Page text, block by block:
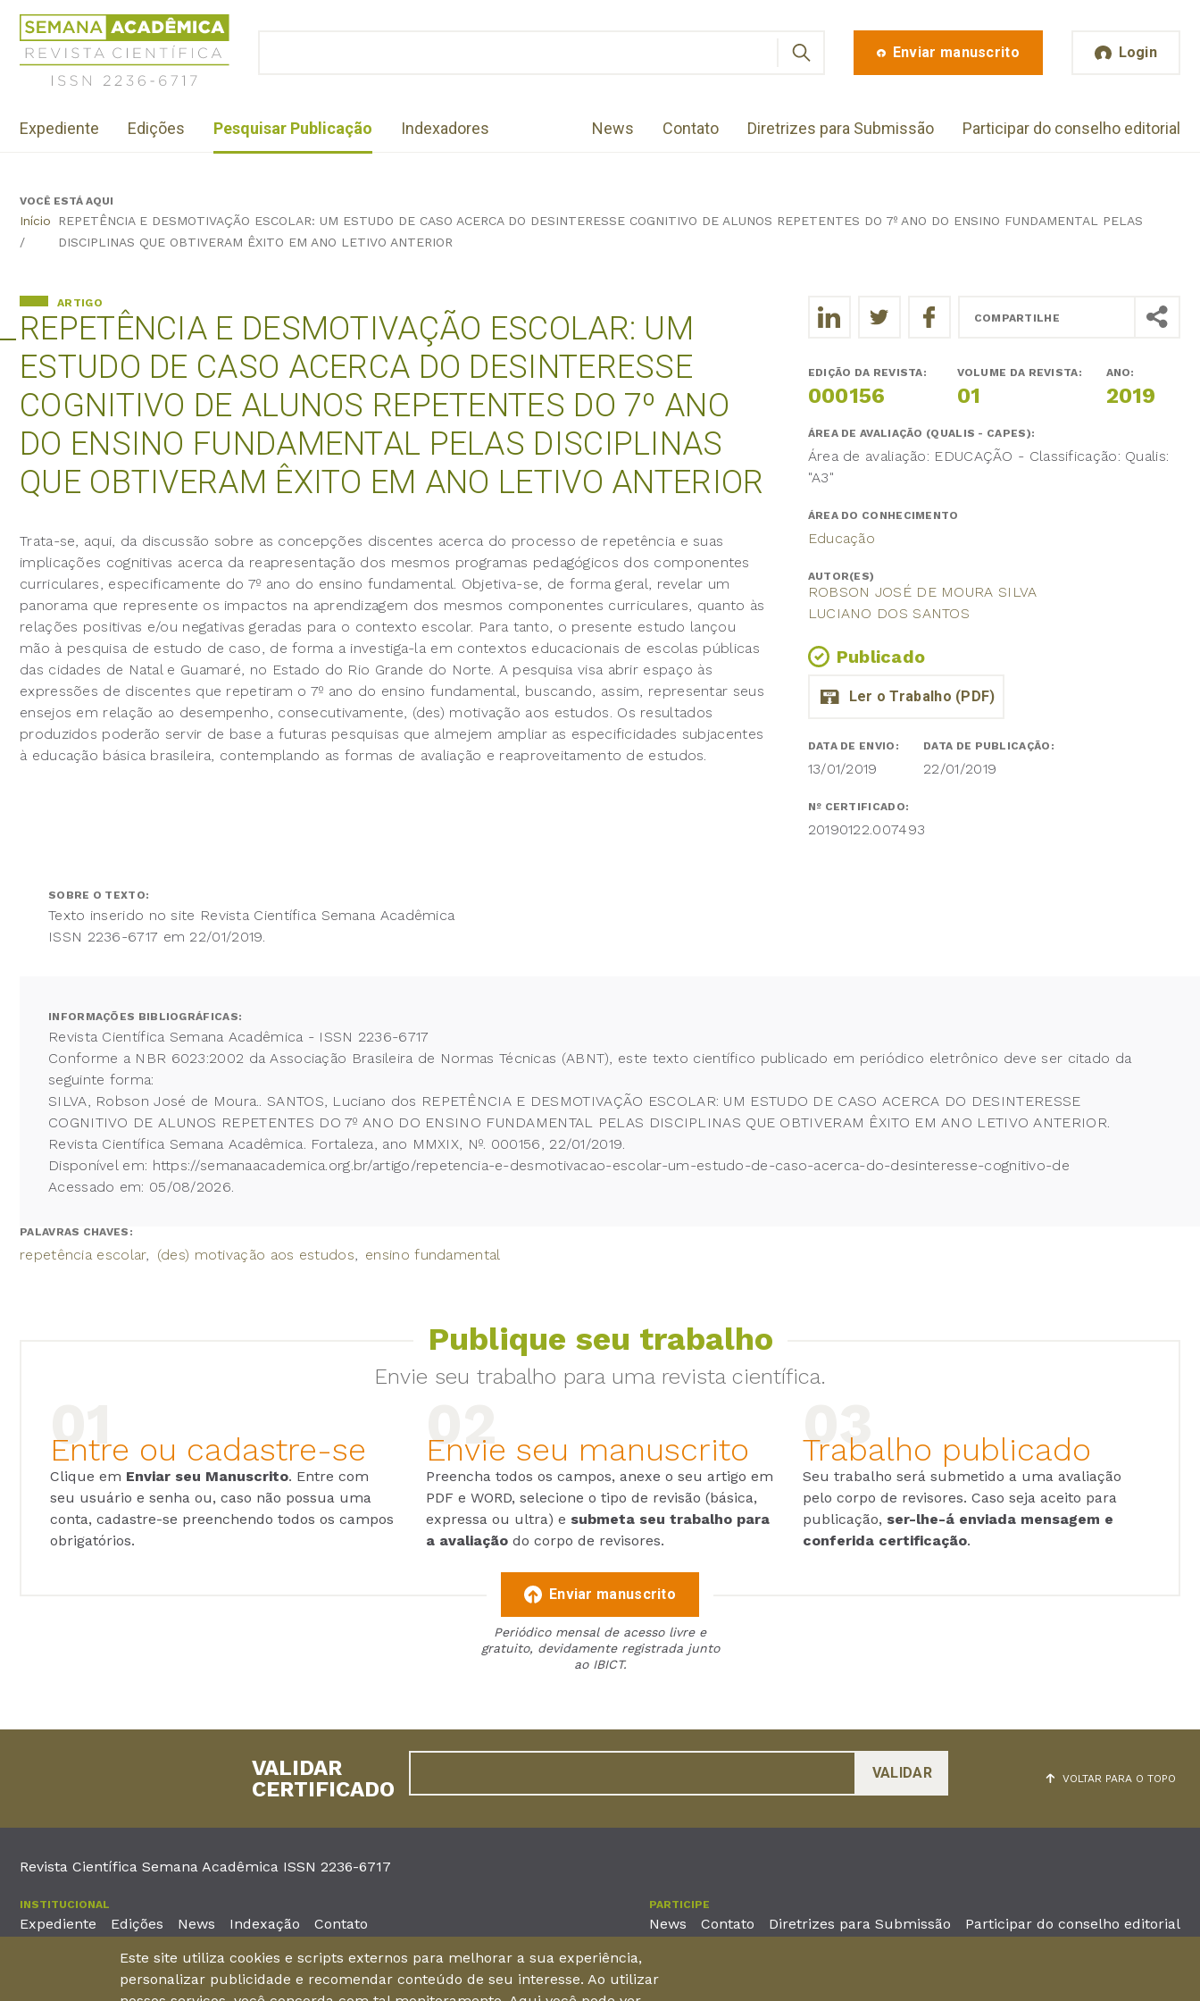
Jump
navigation
Revista
Científica
Semana
Acadêmica
2236-
Enviar manuscrito Login
Menu
institutional
Expediente Edições Pesquisar Publicação Indexadores News Contato Diretrizes para Submissão Participar do conselho editorial
Back
top
VOCÊ ESTÁ AQUI
Início
/
REPETÊNCIA E DESMOTIVAÇÃO ESCOLAR: UM ESTUDO DE CASO ACERCA DO DESINTERESSE COGNITIVO DE ALUNOS REPETENTES DO 7º ANO DO ENSINO FUNDAMENTAL PELAS
DISCIPLINAS QUE OBTIVERAM ÊXITO EM ANO LETIVO ANTERIOR
REPETÊNCIA E DESMOTIVAÇÃO ESCOLAR: UM
ESTUDO DE CASO ACERCA DO DESINTERESSE
COGNITIVO DE ALUNOS REPETENTES DO 7º ANO
DO ENSINO FUNDAMENTAL PELAS DISCIPLINAS
QUE OBTIVERAM ÊXITO EM ANO LETIVO ANTERIOR
ARTIGO
Trata-se, aqui, da discussão sobre as concepções discentes acerca do processo de repetência e suas
implicações cognitivas acerca da reapresentação dos mesmos programas pedagógicos dos componentes
curriculares, especificamente do 7º ano do ensino fundamental. Objetiva-se, de forma geral, revelar um
panorama que represente os impactos na aprendizagem dos mesmos componentes curriculares, quanto às
relações positivas e/ou negativas geradas para o contexto escolar. Para tanto, o presente estudo lançou
mão à pesquisa de estudo de caso, de forma a investiga-la em contextos educacionais de escolas públicas
das cidades de Natal e Guamaré, no Estado do Rio Grande do Norte. A pesquisa visa abrir espaço às
expressões de discentes que repetiram o 7º ano do ensino fundamental, buscando, assim, representar seus
ensejos em relação ao desempenho, consecutivamente, (des) motivação aos estudos. Os resultados
produzidos poderão servir de base a futuras pesquisas que almejem ampliar as especificidades subjacentes
à educação básica brasileira, contemplando as formas de avaliação e reaproveitamento de estudos.
COMPARTILHE
EDIÇÃO DA REVISTA:
000156
VOLUME DA REVISTA:
01
ANO:
2019
ÁREA DE AVALIAÇÃO (QUALIS - CAPES):
Área de avaliação: EDUCAÇÃO - Classificação: Qualis:
"A3"
ÁREA DO CONHECIMENTO
Educação
AUTOR(ES)
ROBSON JOSÉ DE MOURA SILVA
LUCIANO DOS SANTOS
Publicado
DATA DE ENVIO:
13/01/2019
DATA DE PUBLICAÇÃO:
22/01/2019
Nº CERTIFICADO:
20190122.007493
SOBRE O TEXTO:
Texto inserido no site Revista Científica Semana Acadêmica
ISSN 2236-6717 em 22/01/2019.
INFORMAÇÕES BIBLIOGRÁFICAS:
Revista Científica Semana Acadêmica - ISSN 2236-6717
Conforme a NBR 6023:2002 da Associação Brasileira de Normas Técnicas (ABNT), este texto científico publicado em periódico eletrônico deve ser citado da
seguinte forma:
SILVA, Robson José de Moura.. SANTOS, Luciano dos REPETÊNCIA E DESMOTIVAÇÃO ESCOLAR: UM ESTUDO DE CASO ACERCA DO DESINTERESSE
COGNITIVO DE ALUNOS REPETENTES DO 7º ANO DO ENSINO FUNDAMENTAL PELAS DISCIPLINAS QUE OBTIVERAM ÊXITO EM ANO LETIVO ANTERIOR.
Revista Científica Semana Acadêmica. Fortaleza, ano MMXIX, Nº. 000156, 22/01/2019.
Disponível em: https://semanaacademica.org.br/artigo/repetencia-e-desmotivacao-escolar-um-estudo-de-caso-acerca-do-desinteresse-cognitivo-de
Acessado em: 05/08/2026.
PALAVRAS CHAVES:
repetência escolar (des) motivação aos estudos ensino fundamental
Publique seu trabalho
Envie seu trabalho para uma revista científica.
Entre ou cadastre-se
Clique em Enviar seu Manuscrito. Entre com
seu usuário e senha ou, caso não possua uma
conta, cadastre-se preenchendo todos os campos
obrigatórios.
Envie seu manuscrito
Preencha todos os campos, anexe o seu artigo em
PDF e WORD, selecione o tipo de revisão (básica,
expressa ou ultra) e submeta seu trabalho para
a avaliação do corpo de revisores.
Trabalho publicado
Seu trabalho será submetido a uma avaliação
pelo corpo de revisores. Caso seja aceito para
publicação, ser-lhe-á enviada mensagem e
conferida certificação.
Enviar manuscrito
Periódico mensal de acesso livre e
gratuito, devidamente registrada junto
ao IBICT.
VOLTAR PARA O TOPO
VALIDAR
CERTIFICADO
Revista Científica Semana Acadêmica ISSN 2236-6717
INSTITUCIONAL
Expediente Edições News Indexação Contato
PARTICIPE
News Contato Diretrizes para Submissão Participar do conselho editorial
Unieducar Inteligência Educacional Ltda
Av. Desembargador Moreira, No. 2001 – 11º andar - Bairro Aldeota
Este site utiliza cookies e scripts externos para melhorar a sua experiência,
personalizar publicidade e recomendar conteúdo de seu interesse. Ao utilizar